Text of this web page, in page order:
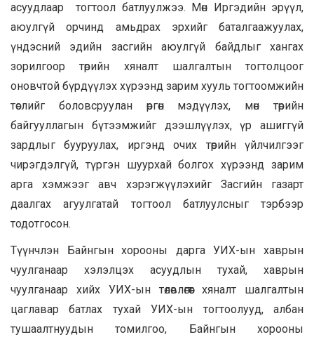
асуудлаар тогтоол батлуулжээ. Мөн Иргэдийн эрүүл,
аюулгүй орчинд амьдрах эрхийг баталгаажуулах,
үндэсний эдийн засгийн аюулгүй байдлыг хангах
зорилгоор төрийн хяналт шалгалтын тогтолцоог
оновчтой бүрдүүлэх хүрээнд зарим хууль тогтоомжийн
төслийг боловсруулан өргөн мэдүүлэх, мөн төрийн
байгууллагын бүтээмжийг дээшлүүлэх, үр ашиггүй
зардлыг бууруулах, иргэнд очих төрийн үйлчилгээг
чирэгдэлгүй, түргэн шуурхай болгох хүрээнд зарим
арга хэмжээг авч хэрэгжүүлэхийг Засгийн газарт
даалгах агуулгатай тогтоол батлуулсныг тэрбээр
тодотгосон.
Түүнчлэн Байнгын хорооны дарга УИХ-ын хаврын
чуулганаар хэлэлцэх асуудлын тухай, хаврын
чуулганаар хийх УИХ-ын төлөвлөгөөт хяналт шалгалтын
цаглавар батлах тухай УИХ-ын тогтоолууд, албан
тушаалтнуудын томилгоо, Байнгын хорооны